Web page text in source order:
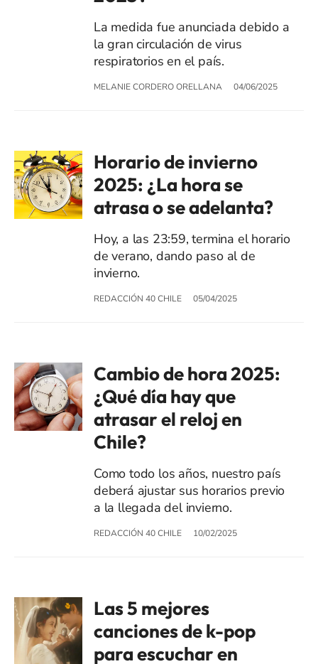
La medida fue anunciada debido a
la gran circulación de virus
respiratorios en el país.
MELANIE CORDERO ORELLANA 04/06/2025
Horario de invierno
2025: ¿La hora se
atrasa o se adelanta?
Hoy, a las 23:59, termina el horario
de verano, dando paso al de
invierno.
REDACCIÓN 40 CHILE 05/04/2025
Cambio de hora 2025:
¿Qué día hay que
atrasar el reloj en
Chile?
Como todo los años, nuestro país
deberá ajustar sus horarios previo
a la llegada del invierno.
REDACCIÓN 40 CHILE 10/02/2025
Las 5 mejores
canciones de k-pop
para escuchar en